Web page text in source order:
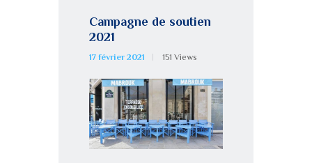
Campagne de soutien
2021
17 février 2021 151 Views